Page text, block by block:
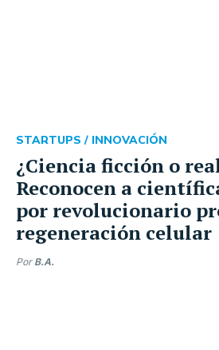
¿Ciencia ficción o
Reconocen a
por revolucionario
regeneración celular
STARTUPS / INNOVACIÓN
Por B.A.